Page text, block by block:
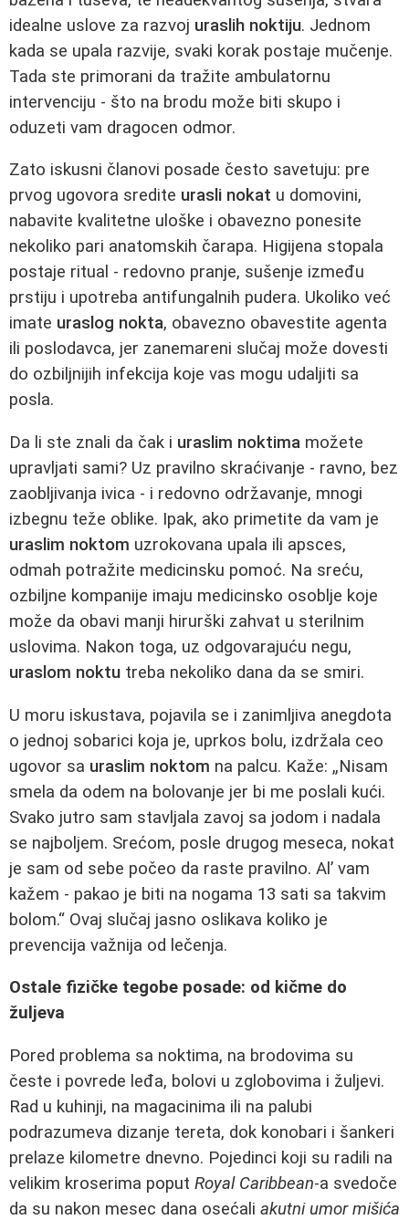
idealne uslove za razvoj uraslih noktiju. Jednom
kada se upala razvije, svaki korak postaje mučenje.
Tada ste primorani da tražite ambulatornu
intervenciju - što na brodu može biti skupo i
oduzeti vam dragocen odmor.
Zato iskusni članovi posade često savetuju: pre
prvog ugovora sredite urasli nokat u domovini,
nabavite kvalitetne uloške i obavezno ponesite
nekoliko pari anatomskih čarapa. Higijena stopala
postaje ritual - redovno pranje, sušenje između
prstiju i upotreba antifungalnih pudera. Ukoliko već
imate uraslog nokta, obavezno obavestite agenta
ili poslodavca, jer zanemareni slučaj može dovesti
do ozbiljnijih infekcija koje vas mogu udaljiti sa
posla.
Da li ste znali da čak i uraslim noktima možete
upravljati sami? Uz pravilno skraćivanje - ravno, bez
zaobljivanja ivica - i redovno održavanje, mnogi
izbegnu teže oblike. Ipak, ako primetite da vam je
uraslim noktom uzrokovana upala ili apsces,
odmah potražite medicinsku pomoć. Na sreću,
ozbiljne kompanije imaju medicinsko osoblje koje
može da obavi manji hirurški zahvat u sterilnim
uslovima. Nakon toga, uz odgovarajuću negu,
uraslom noktu treba nekoliko dana da se smiri.
U moru iskustava, pojavila se i zanimljiva anegdota
o jednoj sobarici koja je, uprkos bolu, izdržala ceo
ugovor sa uraslim noktom na palcu. Kaže: „Nisam
smela da odem na bolovanje jer bi me poslali kući.
Svako jutro sam stavljala zavoj sa jodom i nadala
se najboljem. Srećom, posle drugog meseca, nokat
je sam od sebe počeo da raste pravilno. Al’ vam
kažem - pakao je biti na nogama 13 sati sa takvim
bolom.“ Ovaj slučaj jasno oslikava koliko je
prevencija važnija od lečenja.
Ostale fizičke tegobe posade: od kičme do
žuljeva
Pored problema sa noktima, na brodovima su
česte i povrede leđa, bolovi u zglobovima i žuljevi.
Rad u kuhinji, na magacinima ili na palubi
podrazumeva dizanje tereta, dok konobari i šankeri
prelaze kilometre dnevno. Pojedinci koji su radili na
velikim kroserima poput Royal Caribbean-a svedoče
da su nakon mesec dana osećali akutni umor mišića